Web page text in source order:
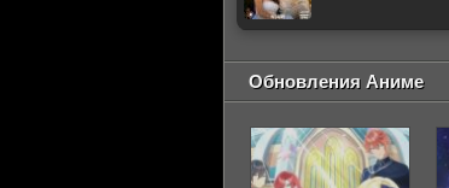
Обновления Аниме